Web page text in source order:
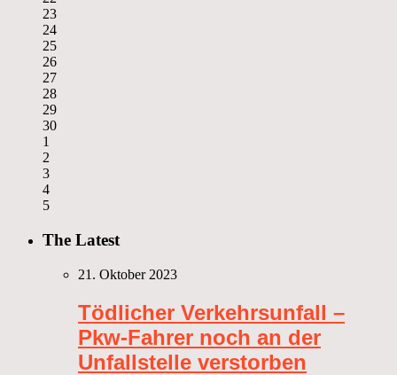
23
24
25
26
27
28
29
30
1
2
3
4
5
The Latest
21. Oktober 2023
Tödlicher Verkehrsunfall –
Pkw-Fahrer noch an der
Unfallstelle verstorben